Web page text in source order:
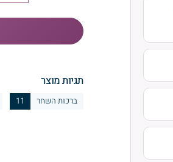
תגיות מוצר
ברכות השחר 11